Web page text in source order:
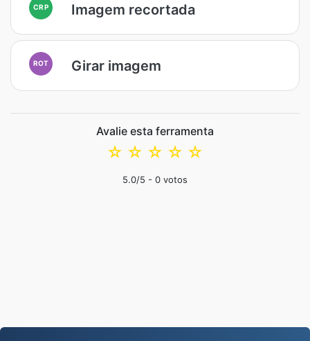
CRP Imagem recortada
ROT Girar imagem
Avalie esta ferramenta
☆
☆
☆
☆
☆
5.0/5 - 0 votos